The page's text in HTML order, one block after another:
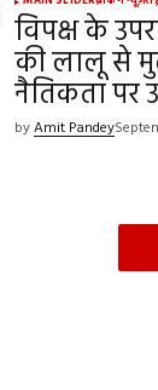
विपक्ष के
की लालू से
नैतिकता पर
byAmit Pandey